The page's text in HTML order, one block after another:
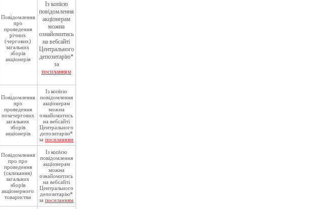
Повідомлення
про
проведення
річних
(чергових)
загальних
зборів
акціонерів
Із копією
повідомлення
акціонерам
можна
ознайомитись
на вебсайті
Центрального
депозитарію*
за
посиланням
Повідомлення
про
проведення
позачергових
загальних
зборів
акціонерів
Із копією
повідомлення
акціонерам
можна
ознайомитись
на вебсайті
Центрального
депозитарію*
за посиланням
Повідомлення
про про
проведення
(скликання)
загальних
зборів
акціонерного
товариства
Із копією
повідомлення
акціонерам
можна
ознайомитись
на вебсайті
Центрального
депозитарію*
за посиланням